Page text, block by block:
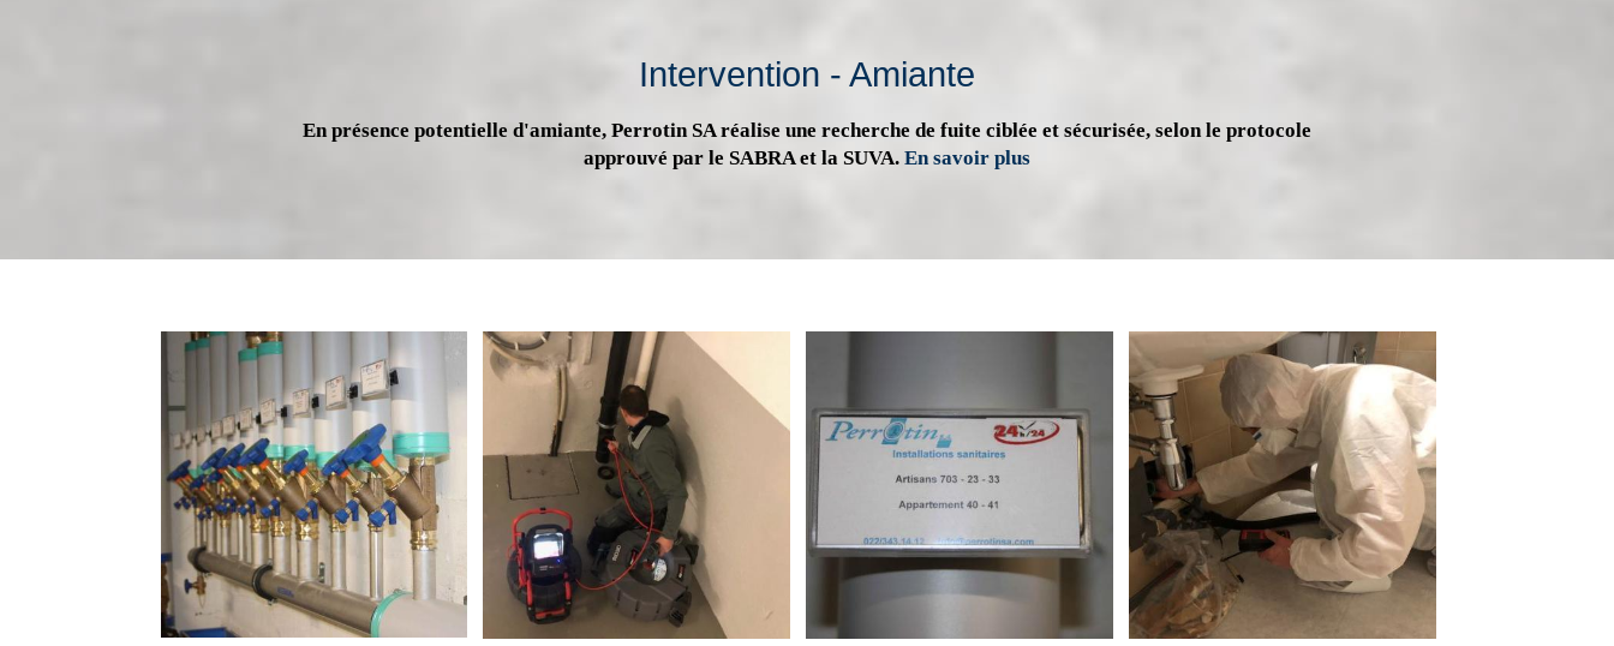
Intervention - Amiante
En présence potentielle d'amiante, Perrotin SA réalise une recherche de fuite ciblée et sécurisée, selon le protocole
approuvé par le SABRA et la SUVA. En savoir plus